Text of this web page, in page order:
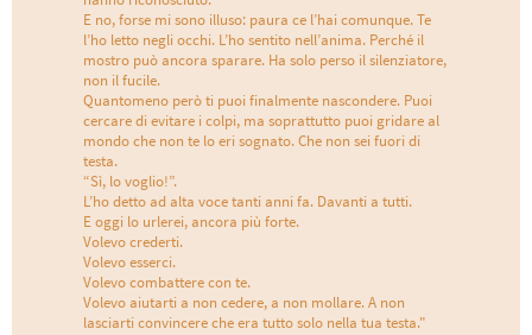
E no, forse mi sono illuso: paura ce l’hai comunque. Te
l’ho letto negli occhi. L’ho sentito nell’anima. Perché il
mostro può ancora sparare. Ha solo perso il silenziatore,
non il fucile.
Quantomeno però ti puoi finalmente nascondere. Puoi
cercare di evitare i colpi, ma soprattutto puoi gridare al
mondo che non te lo eri sognato. Che non sei fuori di
testa.
“Sì, lo voglio!”.
L’ho detto ad alta voce tanti anni fa. Davanti a tutti.
E oggi lo urlerei, ancora più forte.
Volevo crederti.
Volevo esserci.
Volevo combattere con te.
Volevo aiutarti a non cedere, a non mollare. A non
lasciarti convincere che era tutto solo nella tua testa."